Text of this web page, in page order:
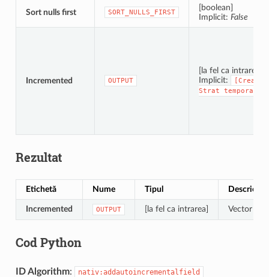
Sort nulls first SORT_NULLS_FIRST
[boolean]
Implicit: False
Incremented OUTPUT
[la fel ca intrarea]
Implicit:
[Creare
Strat
temporar]
Rezultat
Etichetă Nume Tipul Descriere
Incremented OUTPUT [la fel ca intrarea] Vector
Cod Python
ID Algorithm: nativ:addautoincrementalfield